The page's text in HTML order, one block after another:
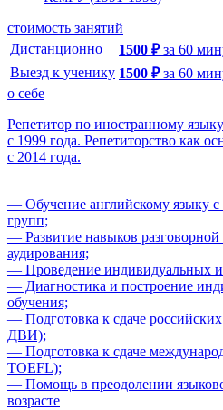
стоимость занятий
Дистанционно
1500 ₽ за 60
Выезд к ученику 1500 ₽ за 60
о себе
Репетитор по иностранному
с 1999 года. Репетиторство как
с 2014 года.
— Обучение английскому языку с
групп;
— Развитие навыков разговорной
аудирования;
— Проведение индивидуальных
— Диагностика и построение
обучения;
— Подготовка к сдаче
ДВИ);
— Подготовка к сдаче
TOEFL);
— Помощь в преодолении
возрасте